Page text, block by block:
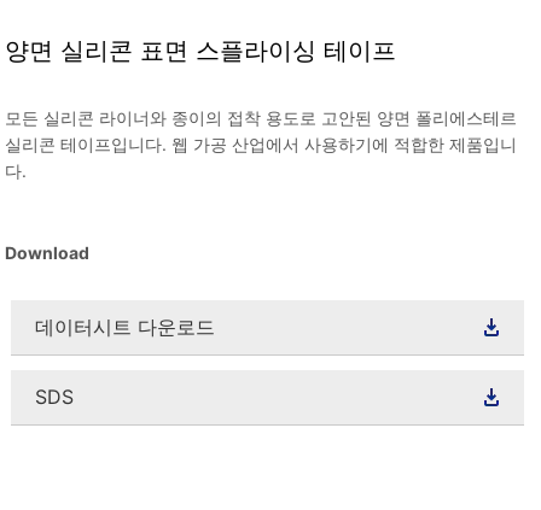
양면 실리콘 표면 스플라이싱 테이프
모든 실리콘 라이너와 종이의 접착 용도로 고안된 양면 폴리에스테르
실리콘 테이프입니다. 웹 가공 산업에서 사용하기에 적합한 제품입니
다.
Download
데이터시트 다운로드
SDS